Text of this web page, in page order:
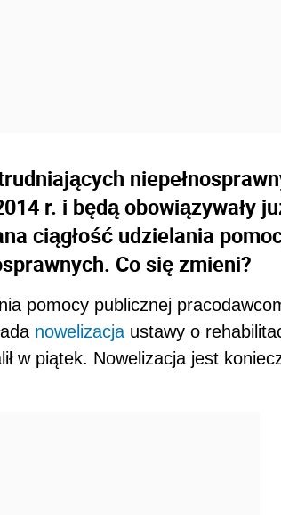
r. i będą obowiązywały
ciągłość udzielania
Co się zmieni?
pomocy publicznej
nowelizacja ustawy o
w piątek. Nowelizacja jest